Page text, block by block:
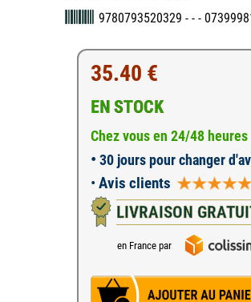
9780793520329 - - -
35.40 €
EN STOCK
Chez vous en 24/48 heures
• 30 jours pour changer
• Avis clients
LIVRAISON
en France par